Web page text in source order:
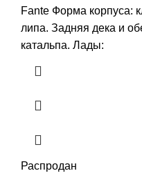
Fante Форма корпуса:
липа. Задняя дека и
катальпа. Лады:
Распродан